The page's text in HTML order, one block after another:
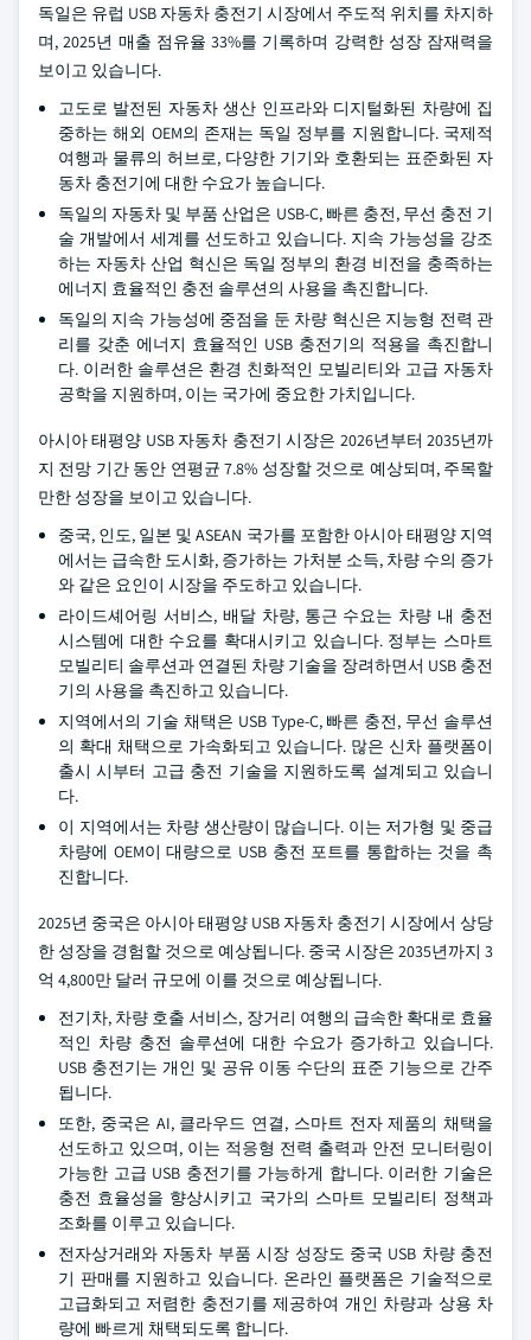
독일은 유럽 USB 자동차 충전기 시장에서 주도적 위치를 차지하
며, 2025년 매출 점유율 33%를 기록하며 강력한 성장 잠재력을
보이고 있습니다.
고도로 발전된 자동차 생산 인프라와 디지털화된 차량에 집
중하는 해외 OEM의 존재는 독일 정부를 지원합니다. 국제적
여행과 물류의 허브로, 다양한 기기와 호환되는 표준화된 자
동차 충전기에 대한 수요가 높습니다.
독일의 자동차 및 부품 산업은 USB-C, 빠른 충전, 무선 충전 기
술 개발에서 세계를 선도하고 있습니다. 지속 가능성을 강조
하는 자동차 산업 혁신은 독일 정부의 환경 비전을 충족하는
에너지 효율적인 충전 솔루션의 사용을 촉진합니다.
독일의 지속 가능성에 중점을 둔 차량 혁신은 지능형 전력 관
리를 갖춘 에너지 효율적인 USB 충전기의 적용을 촉진합니
다. 이러한 솔루션은 환경 친화적인 모빌리티와 고급 자동차
공학을 지원하며, 이는 국가에 중요한 가치입니다.
아시아 태평양 USB 자동차 충전기 시장은 2026년부터 2035년까
지 전망 기간 동안 연평균 7.8% 성장할 것으로 예상되며, 주목할
만한 성장을 보이고 있습니다.
중국, 인도, 일본 및 ASEAN 국가를 포함한 아시아 태평양 지역
에서는 급속한 도시화, 증가하는 가처분 소득, 차량 수의 증가
와 같은 요인이 시장을 주도하고 있습니다.
라이드셰어링 서비스, 배달 차량, 통근 수요는 차량 내 충전
시스템에 대한 수요를 확대시키고 있습니다. 정부는 스마트
모빌리티 솔루션과 연결된 차량 기술을 장려하면서 USB 충전
기의 사용을 촉진하고 있습니다.
지역에서의 기술 채택은 USB Type-C, 빠른 충전, 무선 솔루션
의 확대 채택으로 가속화되고 있습니다. 많은 신차 플랫폼이
출시 시부터 고급 충전 기술을 지원하도록 설계되고 있습니
다.
이 지역에서는 차량 생산량이 많습니다. 이는 저가형 및 중급
차량에 OEM이 대량으로 USB 충전 포트를 통합하는 것을 촉
진합니다.
2025년 중국은 아시아 태평양 USB 자동차 충전기 시장에서 상당
한 성장을 경험할 것으로 예상됩니다. 중국 시장은 2035년까지 3
억 4,800만 달러 규모에 이를 것으로 예상됩니다.
전기차, 차량 호출 서비스, 장거리 여행의 급속한 확대로 효율
적인 차량 충전 솔루션에 대한 수요가 증가하고 있습니다.
USB 충전기는 개인 및 공유 이동 수단의 표준 기능으로 간주
됩니다.
또한, 중국은 AI, 클라우드 연결, 스마트 전자 제품의 채택을
선도하고 있으며, 이는 적응형 전력 출력과 안전 모니터링이
가능한 고급 USB 충전기를 가능하게 합니다. 이러한 기술은
충전 효율성을 향상시키고 국가의 스마트 모빌리티 정책과
조화를 이루고 있습니다.
전자상거래와 자동차 부품 시장 성장도 중국 USB 차량 충전
기 판매를 지원하고 있습니다. 온라인 플랫폼은 기술적으로
고급화되고 저렴한 충전기를 제공하여 개인 차량과 상용 차
량에 빠르게 채택되도록 합니다.